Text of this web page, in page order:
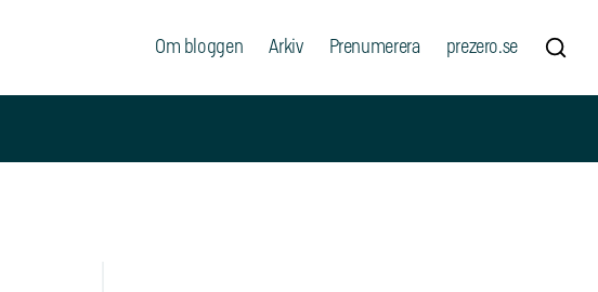
Om bloggen Arkiv Prenumerera prezero.se